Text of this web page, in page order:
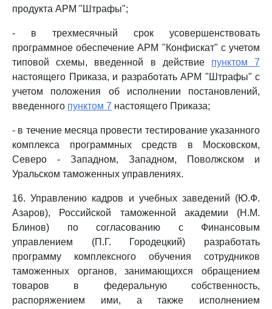
продукта АРМ "Штрафы";
- в трехмесячный срок усовершенствовать
программное обеспечение АРМ "Конфискат" с учетом
типовой схемы, введенной в действие пунктом 7
настоящего Приказа, и разработать АРМ "Штрафы" с
учетом положения об исполнении постановлений,
введенного пунктом 7 настоящего Приказа;
- в течение месяца провести тестирование указанного
комплекса программных средств в Московском,
Северо - Западном, Западном, Поволжском и
Уральском таможенных управлениях.
16. Управлению кадров и учебных заведений (Ю.Ф.
Азаров), Российской таможенной академии (Н.М.
Блинов) по согласованию с Финансовым
управлением (П.Г. Городецкий) разработать
программу комплексного обучения сотрудников
таможенных органов, занимающихся обращением
товаров в федеральную собственность,
распоряжением ими, а также исполнением